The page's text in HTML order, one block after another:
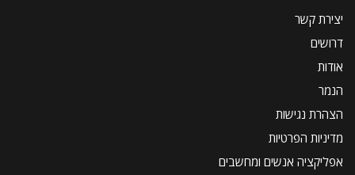
יצירת קשר
דרושים
אודות
הנמר
הצהרת נגישות
מדיניות הפרטיות
אפליקציה אנשים ומחשבים